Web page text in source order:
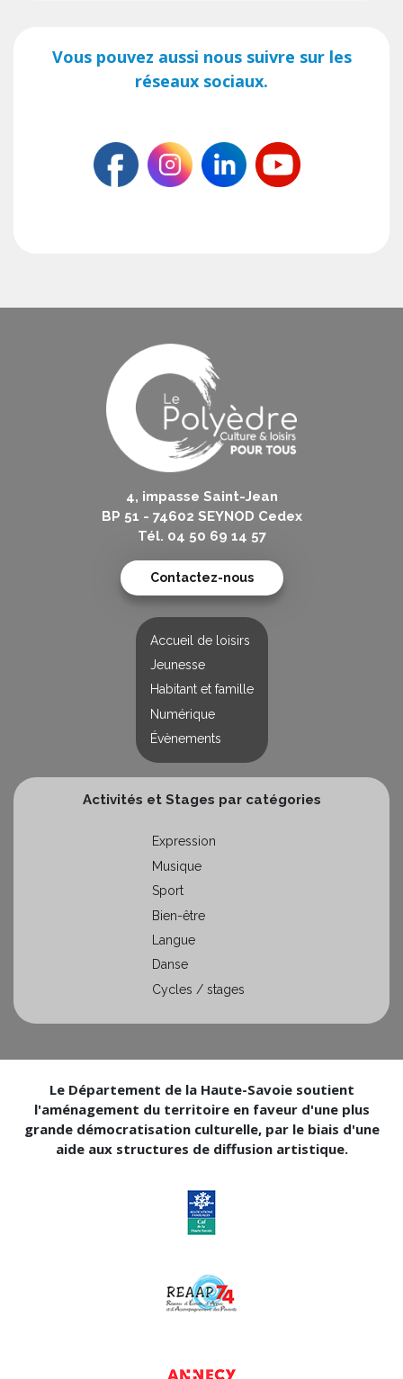
Vous pouvez aussi nous suivre sur les
réseaux sociaux.
4, impasse Saint-Jean
BP 51 - 74602 SEYNOD Cedex
Tél. 04 50 69 14 57
Contactez-nous
Accueil de loisirs
Jeunesse
Habitant et famille
Numérique
Évènements
Activités et Stages par catégories
Expression
Musique
Sport
Bien-être
Langue
Danse
Cycles / stages
Le Département de la Haute-Savoie soutient
l'aménagement du territoire en faveur d'une plus
grande démocratisation culturelle, par le biais d'une
aide aux structures de diffusion artistique.